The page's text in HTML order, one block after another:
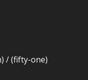
/ (fifty-one)